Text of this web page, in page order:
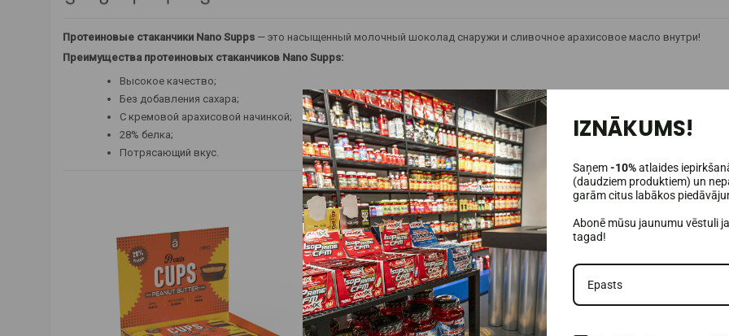
Протеиновые стаканчики Nano Supps — это насыщенный молочный шоколад снаружи и сливочное арахисовое масло внутри!
Преимущества протеиновых стаканчиков Nano Supps:
Высокое качество;
Без добавления сахара;
С кремовой арахисовой начинкой;
28% белка;
Потрясающий вкус.
IZNĀKUMS!
Saņem-10%atlaides
(daudziem produktiem) un
garām citus labākos
Abonē mūsu jaunumu vēstuli
tagad!